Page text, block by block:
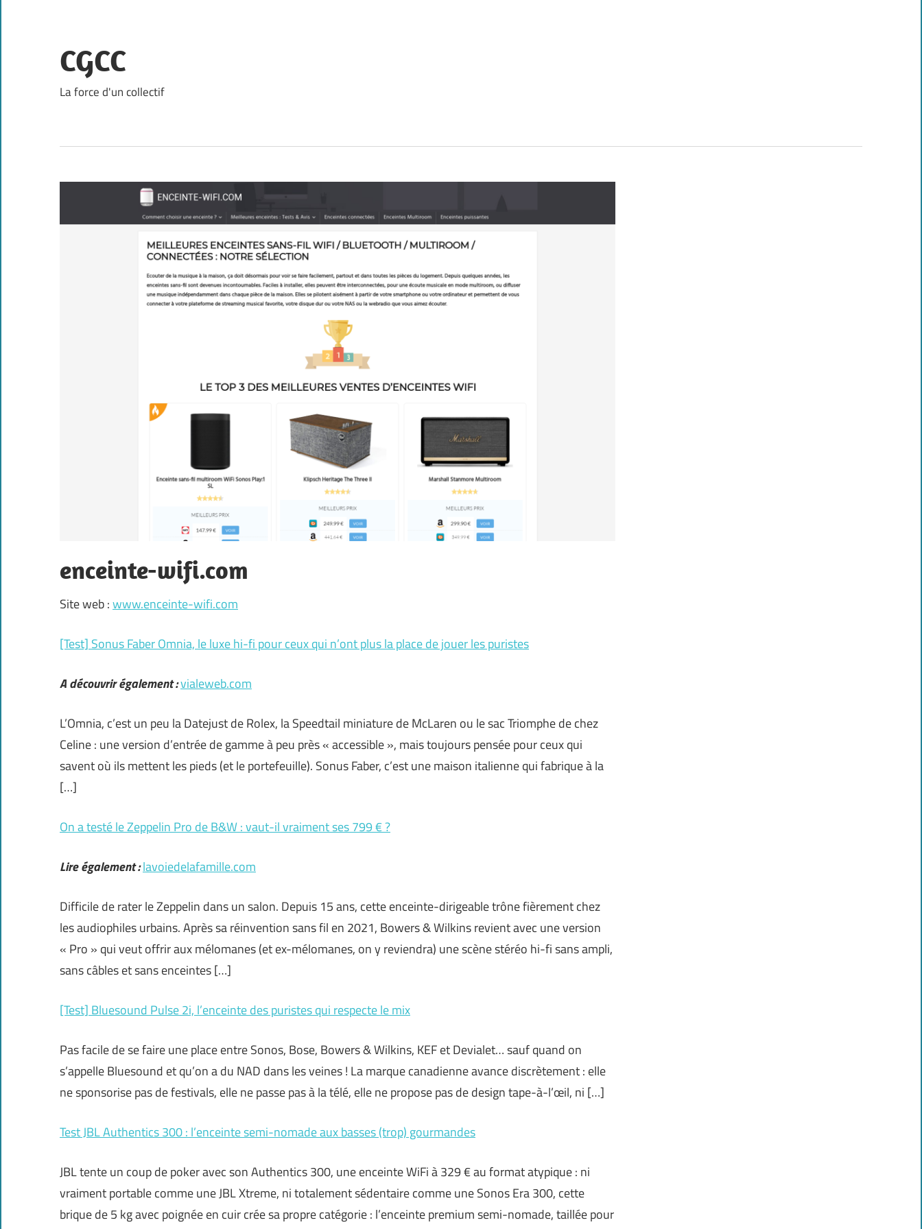
content
CGCC
La force d'un collectif
enceinte-wifi.com
Site web :www.enceinte-wifi.com
[Test] Sonus Faber Omnia, le luxe hi-fi pour ceux qui n’ont plus la place de jouer les puristes
A découvrir également :vialeweb.com
L’Omnia, c’est un peu la Datejust de Rolex, la Speedtail miniature de McLaren ou le sac Triomphe de chez
Celine : une version d’entrée de gamme à peu près « accessible », mais toujours pensée pour ceux qui
savent où ils mettent les pieds (et le portefeuille). Sonus Faber, c’est une maison italienne qui fabrique à la
[…]
On a testé le Zeppelin Pro de B&W : vaut-il vraiment ses 799 € ?
Lire également :lavoiedelafamille.com
Difficile de rater le Zeppelin dans un salon. Depuis 15 ans, cette enceinte-dirigeable trône fièrement chez
les audiophiles urbains. Après sa réinvention sans fil en 2021, Bowers & Wilkins revient avec une version
« Pro » qui veut offrir aux mélomanes (et ex-mélomanes, on y reviendra) une scène stéréo hi-fi sans ampli,
sans câbles et sans enceintes […]
[Test] Bluesound Pulse 2i, l’enceinte des puristes qui respecte le mix
Pas facile de se faire une place entre Sonos, Bose, Bowers & Wilkins, KEF et Devialet… sauf quand on
s’appelle Bluesound et qu’on a du NAD dans les veines ! La marque canadienne avance discrètement : elle
ne sponsorise pas de festivals, elle ne passe pas à la télé, elle ne propose pas de design tape-à-l’œil, ni […]
Test JBL Authentics 300 : l’enceinte semi-nomade aux basses (trop) gourmandes
JBL tente un coup de poker avec son Authentics 300, une enceinte WiFi à 329 € au format atypique : ni
vraiment portable comme une JBL Xtreme, ni totalement sédentaire comme une Sonos Era 300, cette
brique de 5 kg avec poignée en cuir crée sa propre catégorie : l’enceinte premium semi-nomade, taillée pour